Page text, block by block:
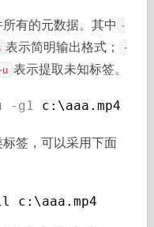
有的元数据。其中 -
表示简明输出格式；
-
-u 表示提取未知标签。
-g1 c:\aaa.mp4
签，可以采用下面
c:\aaa.mp4